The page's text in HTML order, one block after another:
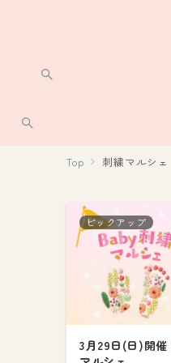
Top 刺繍マルシェ
ピックアップ
3月29日(日)開